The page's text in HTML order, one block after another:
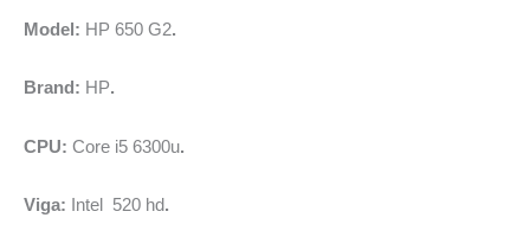
.Model:
HP 650 G2
.Brand:
HP
.CPU:
Core i5 6300u
.Viga:
Intel 520 hd